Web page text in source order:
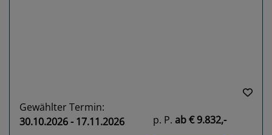
Gewählter Termin:
30.10.2026 - 17.11.2026
p. P. ab€ 9.832,-